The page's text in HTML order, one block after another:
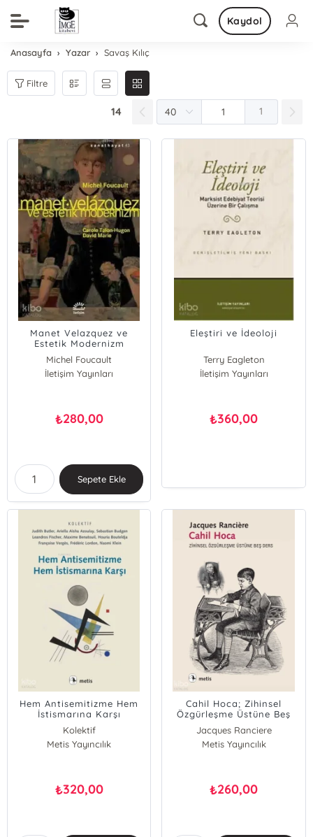
Kaydol
Anasayfa Yazar Savaş Kılıç
Filtre
14 1
Manet Velazquez ve
Estetik Modernizm
Michel Foucault
İletişim Yayınları
₺280,00
Sepete Ekle
Eleştiri ve İdeoloji
Terry Eagleton
İletişim Yayınları
₺360,00
Hem Antisemitizme Hem
İstismarına Karşı
Kolektif
Metis Yayıncılık
₺320,00
Cahil Hoca; Zihinsel
Özgürleşme Üstüne Beş
Jacques Ranciere
Metis Yayıncılık
₺260,00